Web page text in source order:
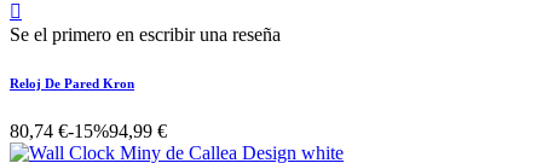

Se el primero en escribir una reseña
Reloj De Pared Kron
80,74 €-15%94,99 €